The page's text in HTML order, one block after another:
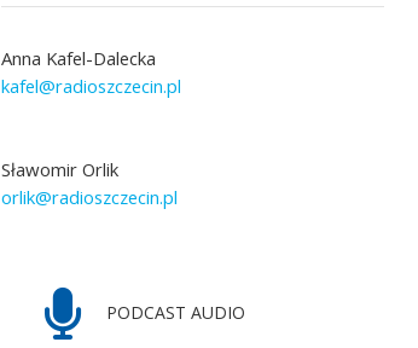
Anna Kafel-Dalecka
kafel@radioszczecin.pl
Sławomir Orlik
orlik@radioszczecin.pl
PODCAST AUDIO